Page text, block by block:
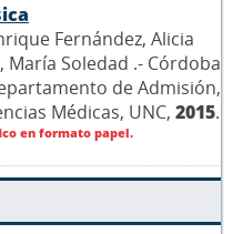
Fernández, Alicia
María Soledad .- Córdoba
de Admisión,
Médicas, UNC, 2015.
en formato papel.